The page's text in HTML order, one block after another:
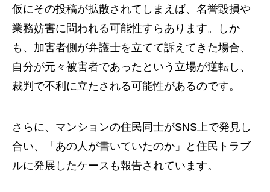
仮にその投稿が拡散されてしまえば、名誉毀損や
業務妨害に問われる可能性すらあります。しか
も、加害者側が弁護士を立てて訴えてきた場合、
自分が元々被害者であったという立場が逆転し、
裁判で不利に立たされる可能性があるのです。
さらに、マンションの住民同士がSNS上で発見し
合い、「あの人が書いていたのか」と住民トラブ
ルに発展したケースも報告されています。